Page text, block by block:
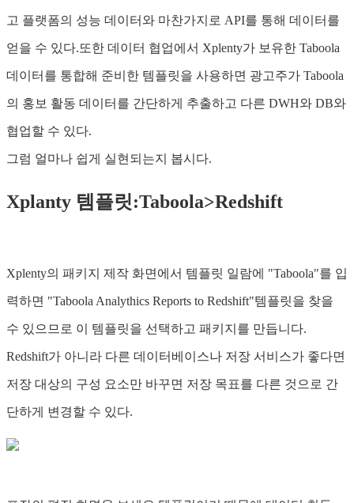
고 플랫폼의 성능 데이터와 마찬가지로 API를 통해 데이터를
얻을 수 있다.또한 데이터 협업에서 Xplenty가 보유한 Taboola
데이터를 통합해 준비한 템플릿을 사용하면 광고주가 Taboola
의 홍보 활동 데이터를 간단하게 추출하고 다른 DWH와 DB와
협업할 수 있다.
그럼 얼마나 쉽게 실현되는지 봅시다.
Xplanty 템플릿:Taboola>Redshift
Xplenty의 패키지 제작 화면에서 템플릿 일람에 "Taboola"를 입
력하면 "Taboola Analythics Reports to Redshift"템플릿을 찾을
수 있으므로 이 템플릿을 선택하고 패키지를 만듭니다.
Redshift가 아니라 다른 데이터베이스나 저장 서비스가 좋다면
저장 대상의 구성 요소만 바꾸면 저장 목표를 다른 것으로 간
단하게 변경할 수 있다.